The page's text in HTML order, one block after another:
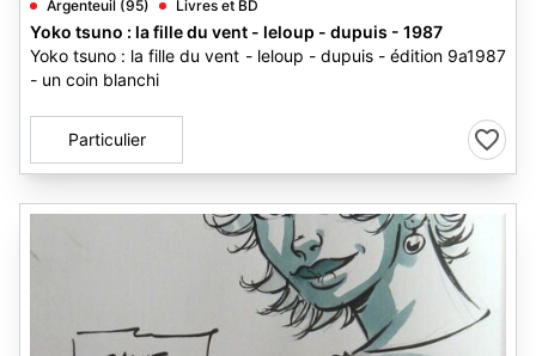
Argenteuil (95) Livres et BD
Yoko tsuno : la fille du vent - leloup - dupuis - 1987
Yoko tsuno : la fille du vent - leloup - dupuis - édition 9a1987
- un coin blanchi
Particulier